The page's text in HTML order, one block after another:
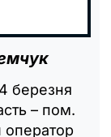
березня
– пом.
оператор